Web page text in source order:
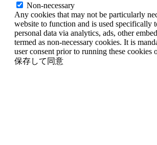
Non-necessary
Any cookies that may not be particularly
website to function and is used specifically
personal data via analytics, ads, other
termed as non-necessary cookies. It is
user consent prior to running these cookies
保存して同意